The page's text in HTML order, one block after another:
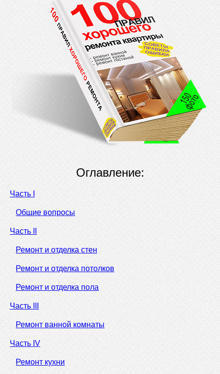
Оглавление:
Часть I
Общие вопросы
Часть II
Ремонт и отделка стен
Ремонт и отделка потолков
Ремонт и отделка пола
Часть III
Ремонт ванной комнаты
Часть IV
Ремонт кухни